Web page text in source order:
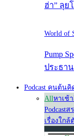
ฮ่า” ลุย
World of
Pump
ประธา
Podcast คนต้นคิ
Allหาเช้
Podcastส
เรื่องใกล้